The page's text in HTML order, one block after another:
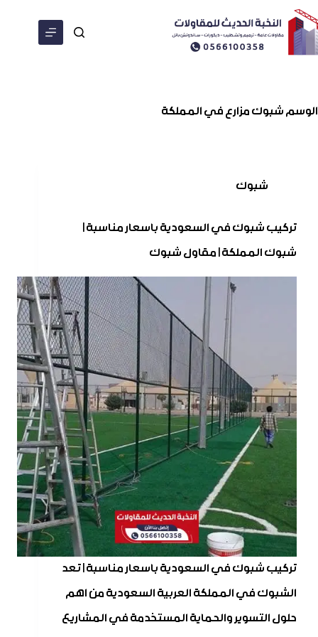
الوسمشبوك مزارع في المملكة
شبوك
تركيب شبوك في السعودية باسعار مناسبة |
شبوك المملكة | مقاول شبوك
تركيب شبوك في السعودية باسعار مناسبة | تعد
الشبوك في المملكة العربية السعودية من اهم
حلول التسوير والحماية المستخدمة في المشاريع